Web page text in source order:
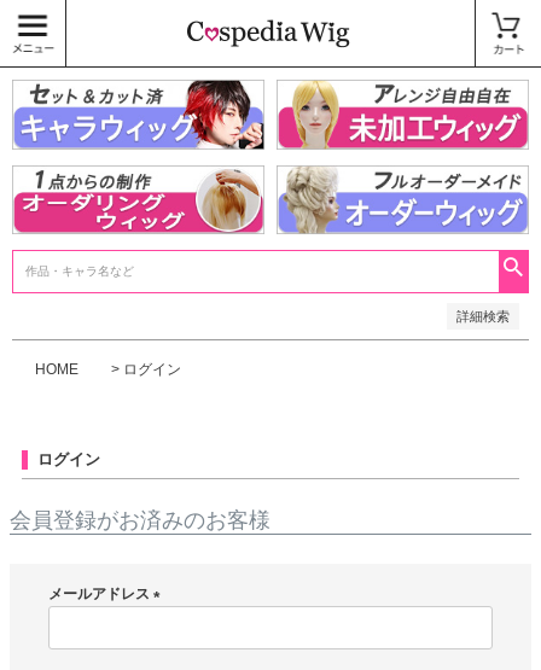
詳細検索
〜
商品タグ
キャラウィッグ
未加工ウィッグ
ベースウィッグ
衣装
SALE中
HOME ログイン
ログイン
会員登録がお済みのお客様
メールアドレス
必